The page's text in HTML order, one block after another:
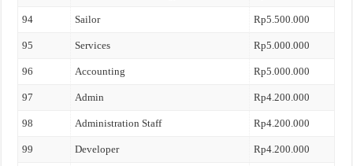
94 Sailor Rp5.500.000
95 Services Rp5.000.000
96 Accounting Rp5.000.000
97 Admin Rp4.200.000
98 Administration Staff Rp4.200.000
99 Developer Rp4.200.000